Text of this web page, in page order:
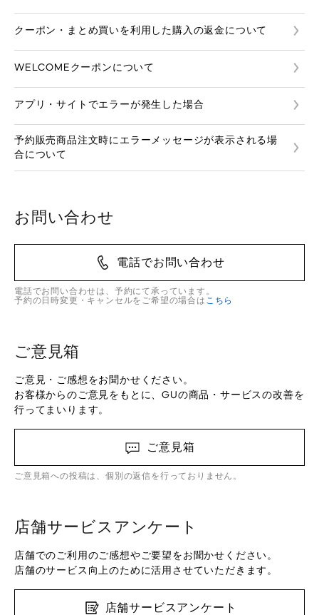
クーポン・まとめ買いを利用した購入の返金について
WELCOMEクーポンについて
アプリ・サイトでエラーが発生した場合
予約販売商品注文時にエラーメッセージが表示される場
合について
お問い合わせ
電話でお問い合わせ
電話でお問い合わせは、予約にて承っています。
予約の日時変更・キャンセルをご希望の場合は こちら
ご意見箱
ご意見・ご感想をお聞かせください。
お客様からのご意見をもとに、GUの商品・サービスの改善を
行ってまいります。
ご意見箱
ご意見箱への投稿は、個別の返信を行っておりません。
店舗サービスアンケート
店舗でのご利用のご感想やご要望をお聞かせください。
店舗のサービス向上のために活用させていただきます。
店舗サービスアンケート